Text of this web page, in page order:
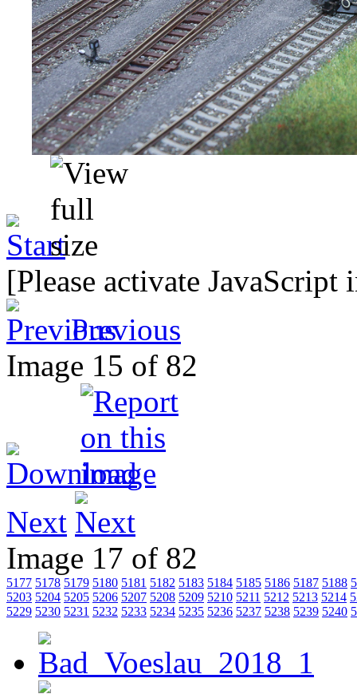
[Please activate
Previous
Image 15 of 82
Next
Image 17 of 82
5177 5178 5179 5180 5181 5182 5183 5184 5185 5186 5187 5188
5203 5204 5205 5206 5207 5208 5209 5210 5211 5212 5213 5214
5229 5230 5231 5232 5233 5234 5235 5236 5237 5238 5239 5240